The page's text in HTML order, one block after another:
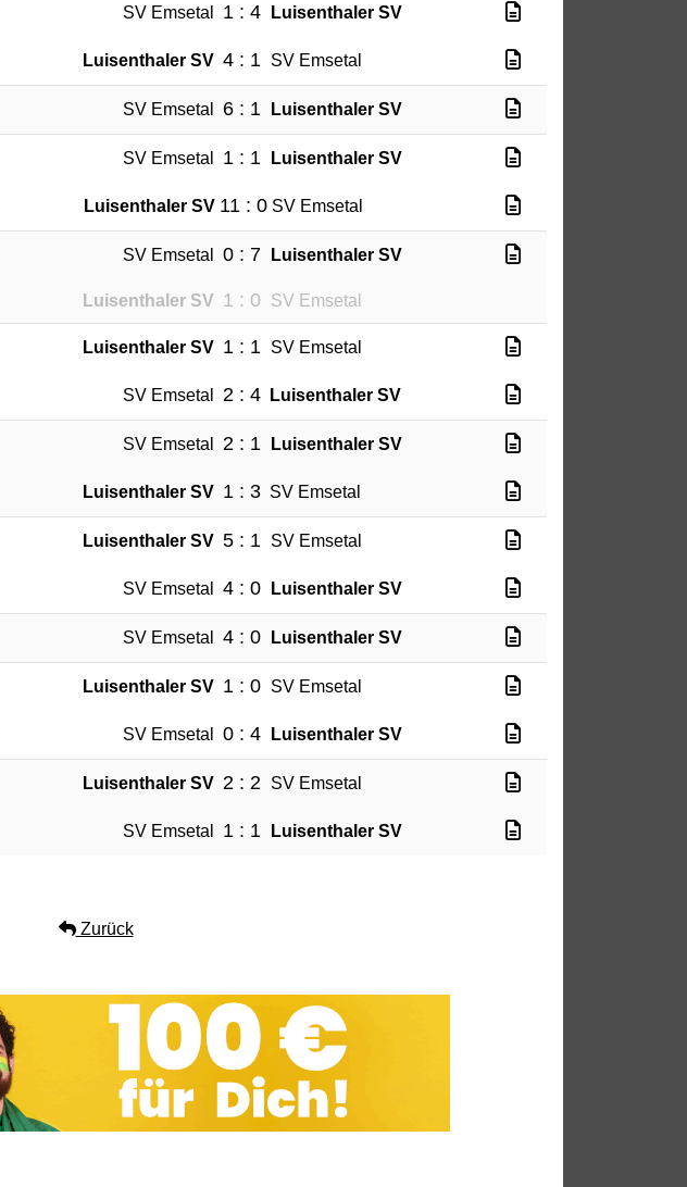
SV Emsetal 1 : 4 Luisenthaler SV
Luisenthaler SV 4 : 1 SV Emsetal
SV Emsetal 6 : 1 Luisenthaler SV
SV Emsetal 1 : 1 Luisenthaler SV
Luisenthaler SV 11 : 0 SV Emsetal
SV Emsetal 0 : 7 Luisenthaler SV
Luisenthaler SV 1 : 0 SV Emsetal
Luisenthaler SV 1 : 1 SV Emsetal
SV Emsetal 2 : 4 Luisenthaler SV
SV Emsetal 2 : 1 Luisenthaler SV
Luisenthaler SV 1 : 3 SV Emsetal
Luisenthaler SV 5 : 1 SV Emsetal
SV Emsetal 4 : 0 Luisenthaler SV
SV Emsetal 4 : 0 Luisenthaler SV
Luisenthaler SV 1 : 0 SV Emsetal
SV Emsetal 0 : 4 Luisenthaler SV
Luisenthaler SV 2 : 2 SV Emsetal
SV Emsetal 1 : 1 Luisenthaler SV
Zurück